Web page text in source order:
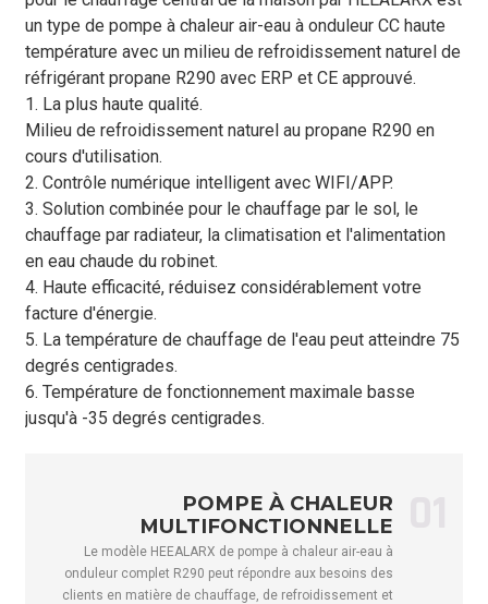
un type de pompe à chaleur air-eau à onduleur CC haute
température avec un milieu de refroidissement naturel de
réfrigérant propane R290 avec ERP et CE approuvé.
1. La plus haute qualité.
Milieu de refroidissement naturel au propane R290 en
cours d'utilisation.
2. Contrôle numérique intelligent avec WIFI/APP.
3. Solution combinée pour le chauffage par le sol, le
chauffage par radiateur, la climatisation et l'alimentation
en eau chaude du robinet.
4. Haute efficacité, réduisez considérablement votre
facture d'énergie.
5. La température de chauffage de l'eau peut atteindre 75
degrés centigrades.
6. Température de fonctionnement maximale basse
jusqu'à -35 degrés centigrades.
POMPE À CHALEUR
MULTIFONCTIONNELLE
Le modèle HEEALARX de pompe à chaleur air-eau à
onduleur complet R290 peut répondre aux besoins des
clients en matière de chauffage, de refroidissement et
Plage de
puissance
d'entrée de
chauffage
0,81 à 2,53 1,17 à 3,55
FLIC kW/kW 3,20 à 2,85 3,26 à 2,90
Conditions de refroidissement - Température ambiante (DB/
Plage de
capacité de
refroidissement
kW 2.0～6.0 3.0～8.0
Plage de
puissance
d'entrée de
refroidissement
kW
FLIC kW/kW 3,08 à 2,20 3.09～2.20
Température ambiante (DB/WB) : 20/15 °C, température de l'eau :
d'entrée de
l'eau chaude
kW 0,94 à 2,41 1,16 à 3,37